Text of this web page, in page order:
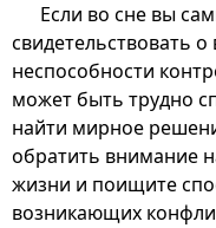
Если во сне вы
свидетельствовать
неспособности
может быть трудно
найти мирное
обратить внимание
жизни и поищите
возникающих